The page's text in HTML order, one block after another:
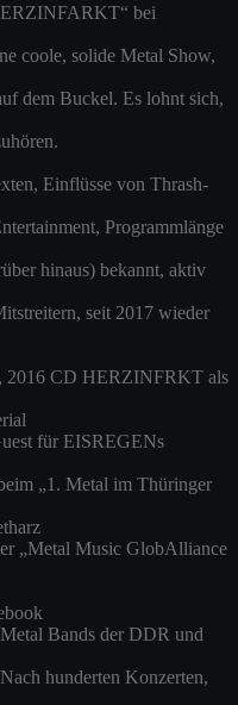
bei
coole, solide Metal Show,
dem Buckel. Es lohnt sich,
Einflüsse von Thrash-
Programmlänge
hinaus) bekannt, aktiv
seit 2017 wieder
2016 CD HERZINFRKT als
für EISREGENs
„1. Metal im Thüringer
„Metal Music GlobAlliance
Bands der DDR und
hunderten Konzerten,